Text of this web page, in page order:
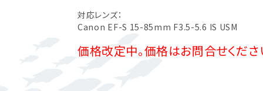
対応レンズ：
Canon EF-S 15-85mm F3.5-5.6 IS USM
価格改定中。価格はお問合せくださ